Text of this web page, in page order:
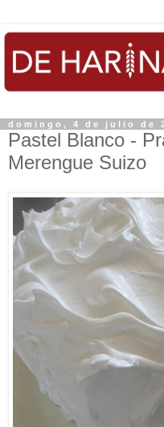
domingo, 4 de julio de
Pastel Blanco -
Merengue Suizo